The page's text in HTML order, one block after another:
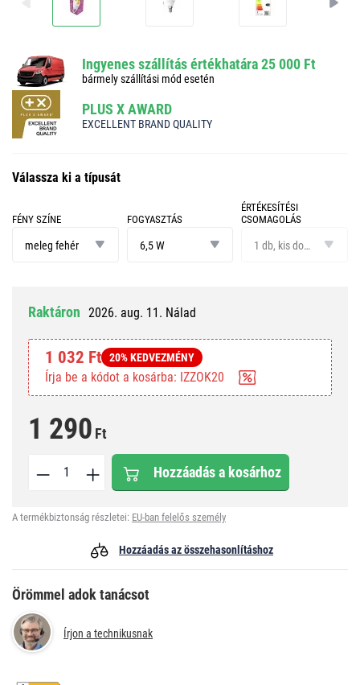
Ingyenes szállítás értékhatára 25 000 Ft
bármely szállítási mód esetén
PLUS X AWARD
EXCELLENT BRAND QUALITY
Válassza ki a típusát
FÉNY SZÍNE
színemeleg fehér
FOGYASZTÁS
6,5 W
ÉRTÉKESÍTÉSI
CSOMAGOLÁS
csomagolás
1 db, kis doboz
Raktáron 2026. aug. 11. Nálad
1 032 Ft 20% KEDVEZMÉNY
Írja be a kódot a kosárba: IZZOK20
1 290 Ft
Hozzáadás a kosárhoz
A termékbiztonság részletei: EU-ban felelős személy
Hozzáadás az összehasonlításhoz
Örömmel adok tanácsot
Írjon a technikusnak